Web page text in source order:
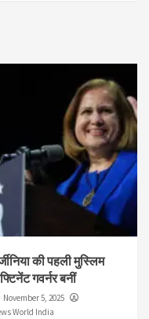
की पहली मुस्लिम
गवर्नर बनीं
November 5, 2025
World India